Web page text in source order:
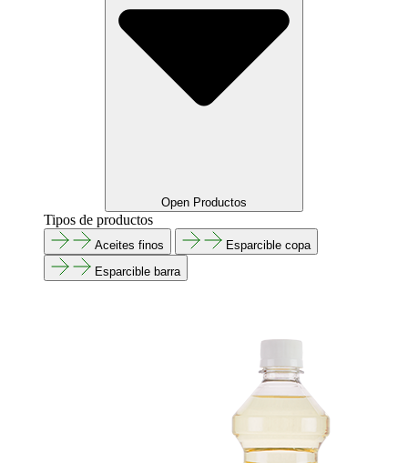
Open Productos
Tipos de productos
Aceites finos
Esparcible copa
Esparcible barra